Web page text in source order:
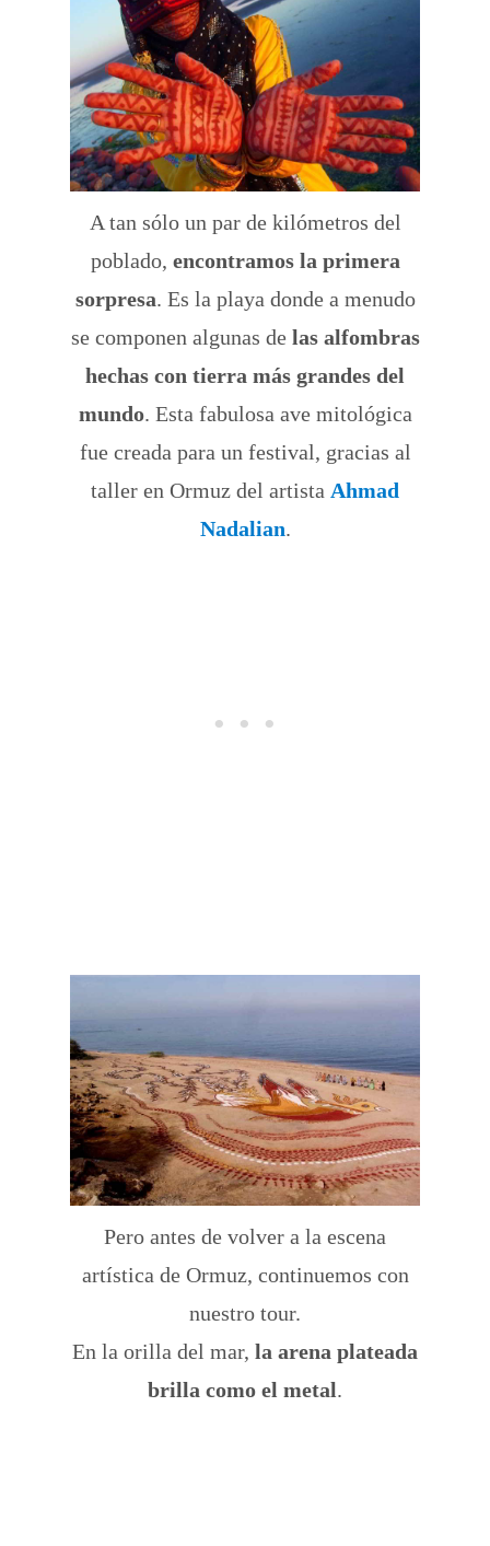
A tan sólo un par de kilómetros del
poblado, encontramos la primera
sorpresa. Es la playa donde a menudo
se componen algunas de las alfombras
hechas con tierra más grandes del
mundo. Esta fabulosa ave mitológica
fue creada para un festival, gracias al
taller en Ormuz del artista Ahmad
Nadalian.
Pero antes de volver a la escena
artística de Ormuz, continuemos con
nuestro tour.
En la orilla del mar, la arena plateada
brilla como el metal.